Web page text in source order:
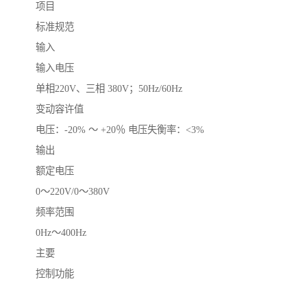
项目
标准规范
输入
输入电压
单相220V、三相 380V；50Hz/60Hz
变动容许值
电压：-20% ～ +20％ 电压失衡率：<3%
输出
额定电压
0～220V/0～380V
频率范围
0Hz～400Hz
主要
控制功能